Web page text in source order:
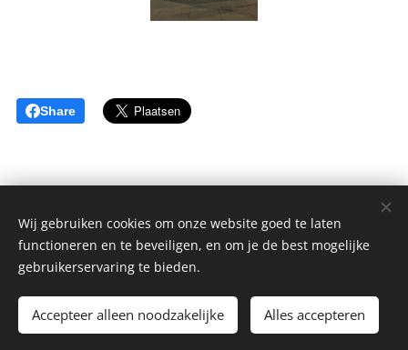
Share
Rik en Vera Beuselinck
Akkerstraat 49, 8730 Beernem
Cookies
Wij gebruiken cookies om onze website goed te laten
functioneren en te beveiligen, en om je de best mogelijke
gebruikerservaring te bieden.
Accepteer alleen noodzakelijke Alles accepteren